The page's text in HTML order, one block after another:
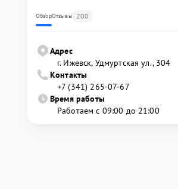
ОбзорОтзывы 200
Адрес
г. Ижевск, Удмуртская ул., 304
Контакты
+7 (341) 265-07-67
Время работы
Работаем с 09:00 до 21:00